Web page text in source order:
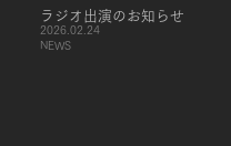
ラジオ出演のお知らせ
2026.02.24
NEWS